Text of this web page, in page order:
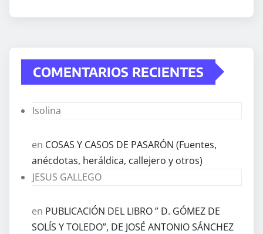
COMENTARIOS RECIENTES
Isolina
en COSAS Y CASOS DE PASARÓN (Fuentes,
anécdotas, heráldica, callejero y otros)
JESUS GALLEGO
en PUBLICACIÓN DEL LIBRO ” D. GÓMEZ DE
SOLÍS Y TOLEDO”, DE JOSÉ ANTONIO SÁNCHEZ